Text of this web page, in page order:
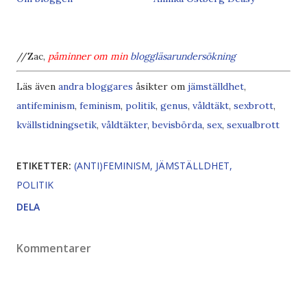
//Zac, påminner om min bloggläsarundersökning
Läs även andra bloggares åsikter om jämställdhet,
antifeminism, feminism, politik, genus, våldtäkt, sexbrott,
kvällstidningsetik, våldtäkter,bevisbörda, sex, sexualbrott
ETIKETTER: (ANTI)FEMINISM JÄMSTÄLLDHET
POLITIK
DELA
Kommentarer